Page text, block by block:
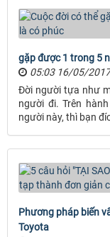
gặp được 1 trong 5
05:03 16/05/2017
Đời người tựa như
người đi. Trên
người này, thì bạn
Phương pháp biến
Toyota